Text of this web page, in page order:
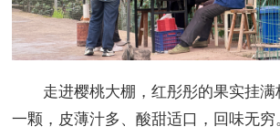
走进樱桃大棚，红彤彤的果实挂满
一颗，皮薄汁多、酸甜适口，回味无穷